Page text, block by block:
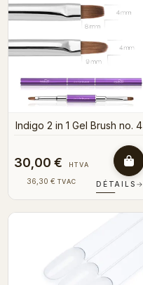
Indigo 2 in 1 Gel Brush no. 4
30,00 € HTVA
36,30 € TVAC DÉTAILS →